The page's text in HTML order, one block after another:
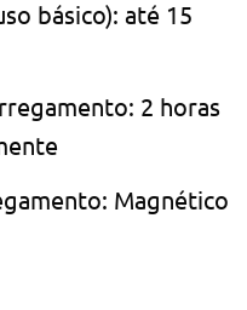
básico): até 15
2 horas
Magnético